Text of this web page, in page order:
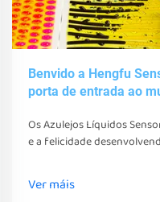
Benvido a Hengfu
porta de entrada ao
Os Azulejos Líquidos
e a felicidade
xoguetes, ferramentas e
sentidos
Ver máis